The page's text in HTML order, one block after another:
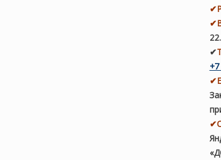
✔
✔
✔
✔